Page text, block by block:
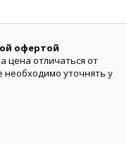
офертой
цена отличаться от
необходимо уточнять у